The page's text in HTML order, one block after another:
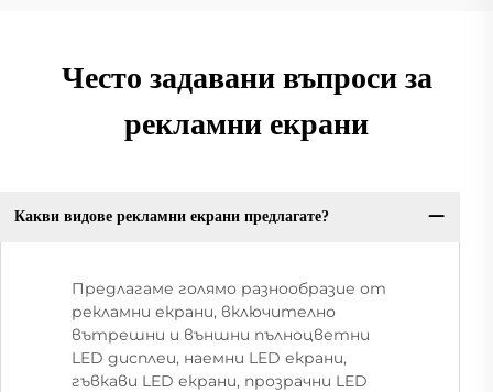
Често задавани въпроси за
рекламни екрани
Какви видове рекламни екрани предлагате?
Предлагаме голямо разнообразие от
рекламни екрани, включително
вътрешни и външни пълноцветни
LED дисплеи, наемни LED екрани,
гъвкави LED екрани, прозрачни LED